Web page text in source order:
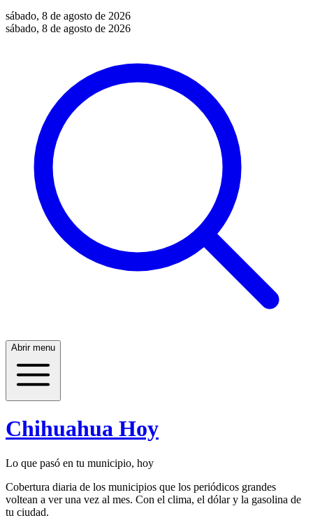
sábado, 8 de agosto de 2026
sábado, 8 de agosto de 2026
Abrir menu
Chihuahua Hoy
Lo que pasó en tu municipio, hoy
Cobertura diaria de los municipios que los periódicos grandes
voltean a ver una vez al mes. Con el clima, el dólar y la gasolina de
tu ciudad.